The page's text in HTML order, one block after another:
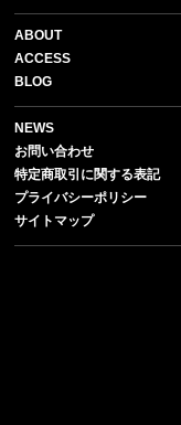
ABOUT
ACCESS
BLOG
NEWS
お問い合わせ
特定商取引に関する表記
プライバシーポリシー
サイトマップ